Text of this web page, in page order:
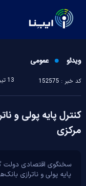
ویدئو عمومی
کد خبر : 152575 13 تير 1402 - 17:10
کنترل پایه پولی و
مرکزی
سخنگوی اقتصادی دولت
پایه پولی و ناترازی